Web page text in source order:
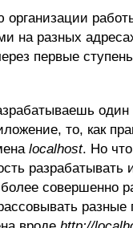
на разных
первые
то, как
localhost. Но что
разрабатывать
совершенно
разные